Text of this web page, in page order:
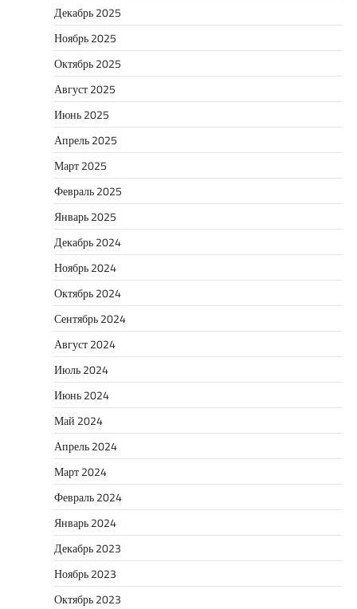
Декабрь 2025
Ноябрь 2025
Октябрь 2025
Август 2025
Июнь 2025
Апрель 2025
Март 2025
Февраль 2025
Январь 2025
Декабрь 2024
Ноябрь 2024
Октябрь 2024
Сентябрь 2024
Август 2024
Июль 2024
Июнь 2024
Май 2024
Апрель 2024
Март 2024
Февраль 2024
Январь 2024
Декабрь 2023
Ноябрь 2023
Октябрь 2023